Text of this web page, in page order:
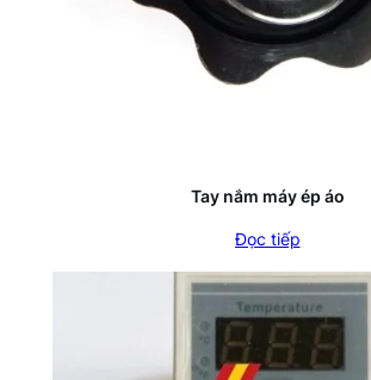
Tay nắm máy ép áo
Đọc tiếp